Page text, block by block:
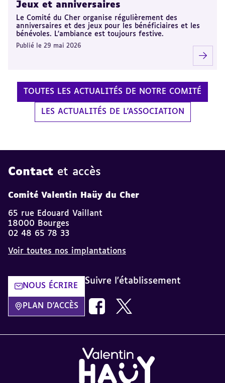
Jeux et anniversaires
Le Comité du Cher organise régulièrement des
anniversaires et des jeux pour les bénéficiaires et les
bénévoles. L'ambiance est toujours festive.
Publié le 29 mai 2026
TOUTES LES ACTUALITÉS DE NOTRE COMITÉ
LES ACTUALITÉS DE L'ASSOCIATION
Contact et accès
Comité Valentin Haüy du Cher
65 rue Edouard Vaillant
18000 Bourges
02 48 65 78 33
Voir toutes nos implantations
NOUS ÉCRIRE
PLAN D'ACCÈS
Suivre l'établissement
Nous suivre sur Facebook AVH
Nous suivre sur Twitter